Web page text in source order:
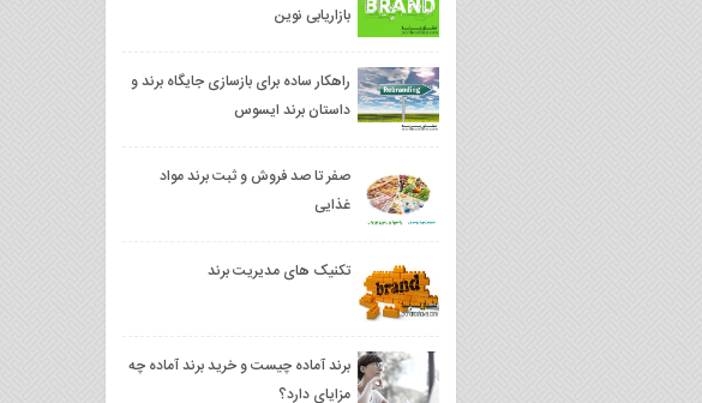
بازاریابی نوین
راهکار ساده برای بازسازی جایگاه برند و
داستان برند ایسوس
صفر تا صد فروش و ثبت برند مواد
غذایی
تکنیک های مدیریت برند
برند آماده چیست و خرید برند آماده چه
مزایای دارد؟